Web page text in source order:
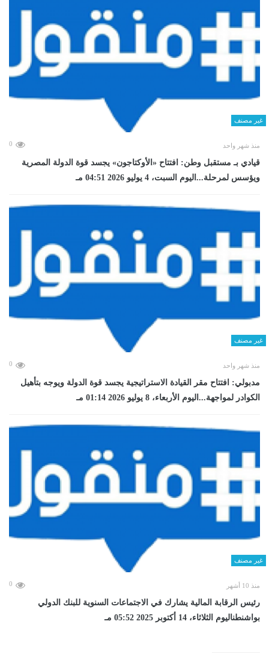
غير مصنف
منذ شهر واحد 0
قيادي بـ مستقبل وطن: افتتاح «الأوكتاجون» يجسد قوة الدولة المصرية
ويؤسس لمرحلة...اليوم السبت، 4 يوليو 2026 04:51 مـ
غير مصنف
منذ شهر واحد 0
مدبولي: افتتاح مقر القيادة الاستراتيجية يجسد قوة الدولة ويوجه بتأهيل
الكوادر لمواجهة...اليوم الأربعاء، 8 يوليو 2026 01:14 مـ
غير مصنف
منذ 10 أشهر 0
رئيس الرقابة المالية يشارك في الاجتماعات السنوية للبنك الدولي
بواشنطناليوم الثلاثاء، 14 أكتوبر 2025 05:52 مـ